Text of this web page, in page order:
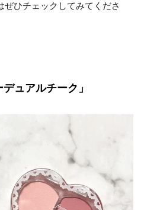
ひチェックしてみてくださ
ュアルチーク」